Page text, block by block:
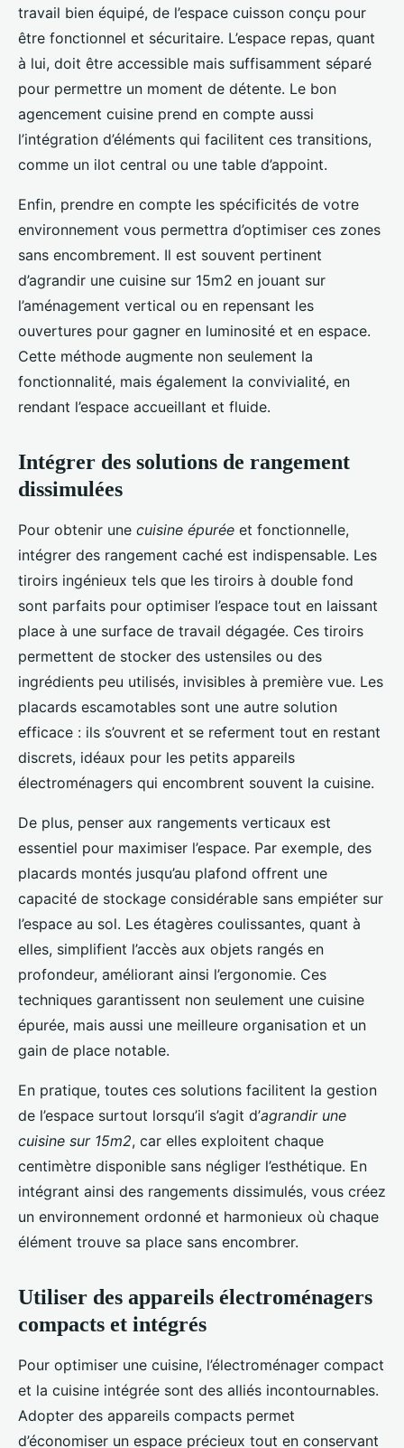
travail bien équipé, de l’espace cuisson conçu pour
être fonctionnel et sécuritaire. L’espace repas, quant
à lui, doit être accessible mais suffisamment séparé
pour permettre un moment de détente. Le bon
agencement cuisine prend en compte aussi
l’intégration d’éléments qui facilitent ces transitions,
comme un ilot central ou une table d’appoint.
Enfin, prendre en compte les spécificités de votre
environnement vous permettra d’optimiser ces zones
sans encombrement. Il est souvent pertinent
d’agrandir une cuisine sur 15m2 en jouant sur
l’aménagement vertical ou en repensant les
ouvertures pour gagner en luminosité et en espace.
Cette méthode augmente non seulement la
fonctionnalité, mais également la convivialité, en
rendant l’espace accueillant et fluide.
Intégrer des solutions de rangement
dissimulées
Pour obtenir une cuisine épurée et fonctionnelle,
intégrer des rangement caché est indispensable. Les
tiroirs ingénieux tels que les tiroirs à double fond
sont parfaits pour optimiser l’espace tout en laissant
place à une surface de travail dégagée. Ces tiroirs
permettent de stocker des ustensiles ou des
ingrédients peu utilisés, invisibles à première vue. Les
placards escamotables sont une autre solution
efficace : ils s’ouvrent et se referment tout en restant
discrets, idéaux pour les petits appareils
électroménagers qui encombrent souvent la cuisine.
De plus, penser aux rangements verticaux est
essentiel pour maximiser l’espace. Par exemple, des
placards montés jusqu’au plafond offrent une
capacité de stockage considérable sans empiéter sur
l’espace au sol. Les étagères coulissantes, quant à
elles, simplifient l’accès aux objets rangés en
profondeur, améliorant ainsi l’ergonomie. Ces
techniques garantissent non seulement une cuisine
épurée, mais aussi une meilleure organisation et un
gain de place notable.
En pratique, toutes ces solutions facilitent la gestion
de l’espace surtout lorsqu’il s’agit d’agrandir une
cuisine sur 15m2, car elles exploitent chaque
centimètre disponible sans négliger l’esthétique. En
intégrant ainsi des rangements dissimulés, vous créez
un environnement ordonné et harmonieux où chaque
élément trouve sa place sans encombrer.
Utiliser des appareils électroménagers
compacts et intégrés
Pour optimiser une cuisine, l’électroménager compact
et la cuisine intégrée sont des alliés incontournables.
Adopter des appareils compacts permet
d’économiser un espace précieux tout en conservant